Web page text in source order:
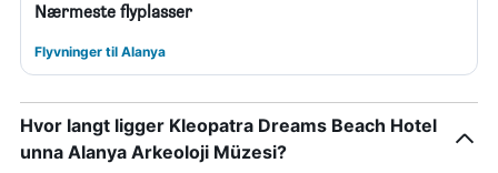
Nærmeste flyplasser
Flyvninger til Alanya
Hvor langt ligger Kleopatra Dreams Beach Hotel
unna Alanya Arkeoloji Müzesi?